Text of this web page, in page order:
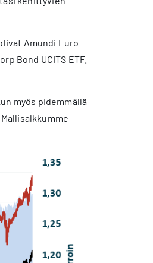
Amundi Euro
Bond UCITS ETF.
myös pidemmällä